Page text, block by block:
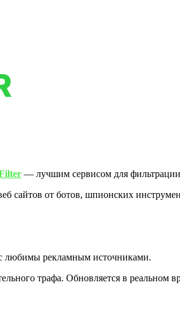
— лучшим сервисом для
сайтов от ботов, шпионских
с любимы рекламным источниками.
трафа. Обновляется в реальном